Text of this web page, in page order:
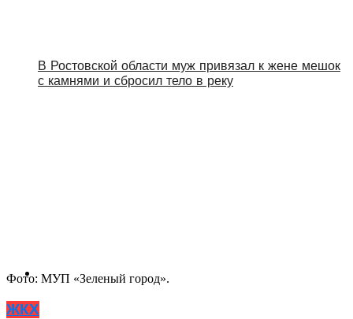
В Ростовской области муж привязал к жене мешок
с камнями и сбросил тело в реку
Фото: МУП «Зеленый город».
ЖКХ